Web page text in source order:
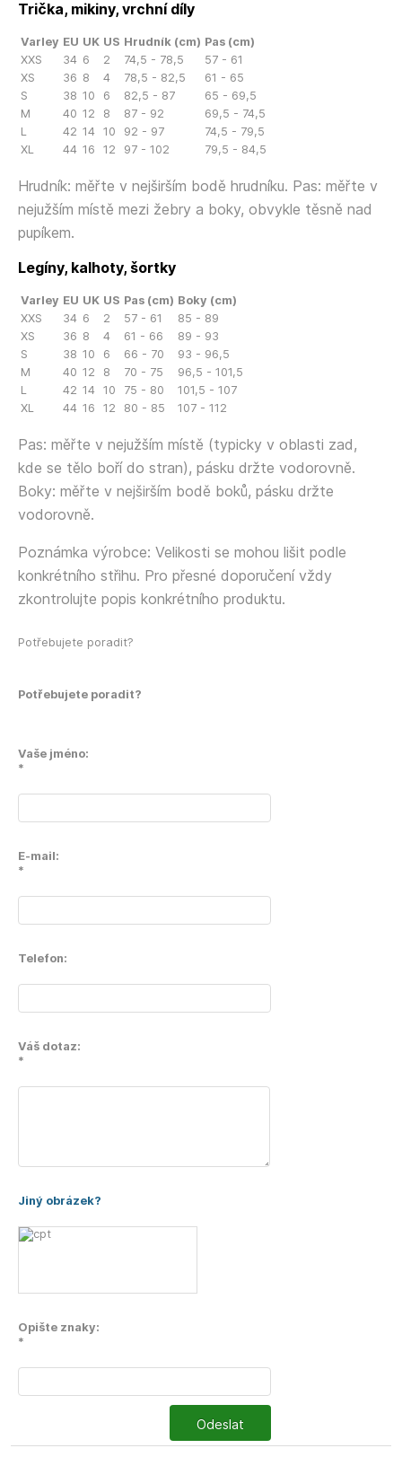
Trička, mikiny, vrchní díly
Varley EU UK US Hrudník (cm) Pas (cm)
XXS
34 6 2 74,5 - 78,5
57 - 61
XS
36 8 4 78,5 - 82,5
61 - 65
S
38 10 6 82,5 - 87
65 - 69,5
M
40 12 8 87 - 92
69,5 - 74,5
L
42 14 10 92 - 97
74,5 - 79,5
XL
44 16 12 97 - 102 79,5 - 84,5
Hrudník: měřte v nejširším bodě hrudníku. Pas: měřte v
nejužším místě mezi žebry a boky, obvykle těsně nad
pupíkem.
Legíny, kalhoty, šortky
Varley EU UK US Pas (cm) Boky (cm)
XXS
34 6 2 57 - 61
85 - 89
XS
36 8 4 61 - 66
89 - 93
S
38 10 6 66 - 70
93 - 96,5
M
40 12 8 70 - 75
96,5 - 101,5
L
42 14 10 75 - 80
101,5 - 107
XL
44 16 12 80 - 85 107 - 112
Pas: měřte v nejužším místě (typicky v oblasti zad,
kde se tělo boří do stran), pásku držte vodorovně.
Boky: měřte v nejširším bodě boků, pásku držte
vodorovně.
Poznámka výrobce: Velikosti se mohou lišit podle
konkrétního střihu. Pro přesné doporučení vždy
zkontrolujte popis konkrétního produktu.
Potřebujete poradit?
Potřebujete poradit?
Vaše jméno:
*
E-mail:
*
Telefon:
Váš dotaz:
*
Jiný obrázek?
Opište znaky:
*
Odeslat